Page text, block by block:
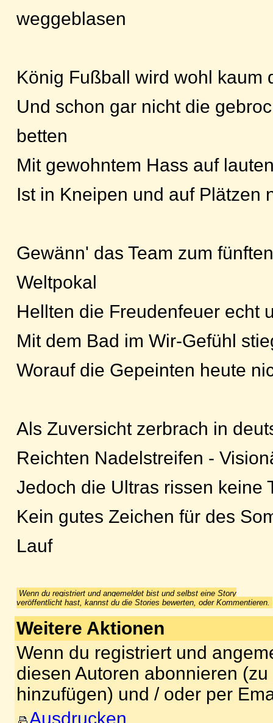
weggeblasen
König Fußball wird wohl kaum
Und schon gar nicht die
betten
Mit gewohntem Hass auf
Ist in Kneipen und auf Plätzen
Gewänn' das Team zum
Weltpokal
Hellten die Freudenfeuer echt
Mit dem Bad im Wir-Gefühl
Worauf die Gepeinten heute
Als Zuversicht zerbrach in
Reichten Nadelstreifen -
Jedoch die Ultras rissen keine
Kein gutes Zeichen für des
Lauf
Wenn du registriert und angemeldet bist und selbst eine Story
veröffentlicht hast, kannst du die Stories bewerten, oder Kommentieren.
Weitere Aktionen
Wenn du registriert und
diesen Autoren abonnieren
hinzufügen) und / oder per
Ausdrucken